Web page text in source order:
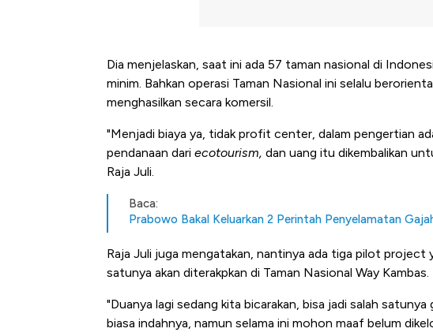
Dia menjelaskan, saat ini ada 57 taman nasional di
minim. Bahkan operasi Taman Nasional ini selalu
menghasilkan secara komersil.
"Menjadi biaya ya, tidak profit center, dalam pengertian
pendanaan dari ecotourism, dan uang itu dikembalikan
Raja Juli.
Baca:
Prabowo Bakal Keluarkan 2 Perintah Penyelamatan
Raja Juli juga mengatakan, nantinya ada tiga pilot project
satunya akan diterakpkan di Taman Nasional Way Kambas.
"Duanya lagi sedang kita bicarakan, bisa jadi salah
biasa indahnya, namun selama ini mohon maaf belum